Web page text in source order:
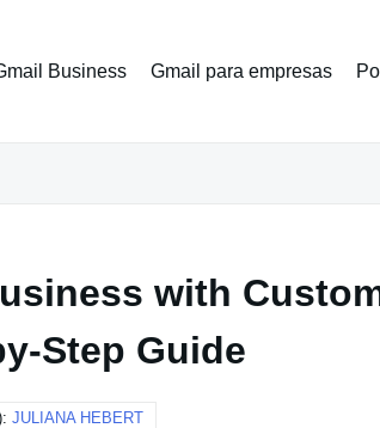
Business Gmail para empresas
with
Step Guide
JULIANA HEBERT